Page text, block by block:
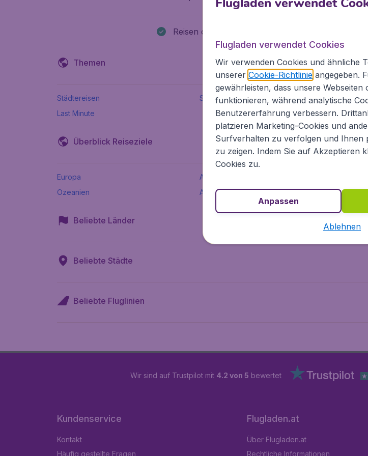
Reisen ohne Sorgen
Themen
Städtereisen Sommerangebote
Last Minute
Überblick Reiseziele
Europa Afrika
Ozeanien
Asien Alle
Beliebte Länder
Beliebte Städte
Beliebte Fluglinien
Wir sind auf Trustpilot mit 4.2 von 5 bewertet
Kundenservice
Kontakt
Häufig gestellte Fragen
Flugladen.at
Über Flugladen.at
Rechtliche Informationen
Flugladen verwendet Cookies
Wir verwenden Cookies und ähnliche
unserer Cookie-Richtlinieangegeben.
gewährleisten, dass unsere Webseiten
funktionieren, während analytische
Benutzererfahrung verbessern.
platzieren Marketing-Cookies und
Surfverhalten zu verfolgen und Ihnen
zu zeigen. Indem Sie auf Akzeptieren
Cookies zu.
Anpassen
Ablehnen